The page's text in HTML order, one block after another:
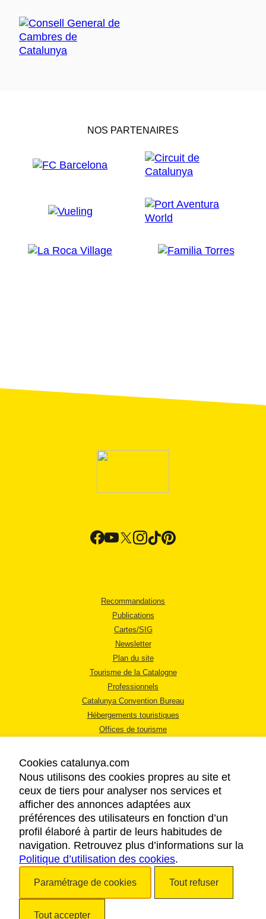
NOS PARTENAIRES
Recommandations
Publications
Cartes/SIG
Newsletter
Plan du site
Tourisme de la Catalogne
Professionnels
Catalunya Convention Bureau
Hébergements touristiques
Offices de tourisme
MENTIONS LÉGALES
RÈGLES DE CONFIDENTIALITÉ
COOKIES
ACCESSIBILITÉ
Cookies catalunya.com
Nous utilisons des cookies propres au site et
ceux de tiers pour analyser nos services et
afficher des annonces adaptées aux
préférences des utilisateurs en fonction d’un
profil élaboré à partir de leurs habitudes de
navigation. Retrouvez plus d’informations sur la
Politique d’utilisation des cookies.
Paramétrage de cookies Tout refuser
Tout accepter